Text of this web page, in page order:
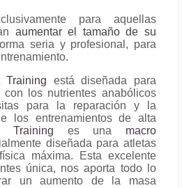
para aquellas
aumentar el tamaño de su
seria y profesional, para
Training está diseñada para
los nutrientes anabólicos
para la reparación y la
los entrenamientos de alta
es una macro
diseñada para atletas
máxima. Esta excelente
única, nos aporta todo lo
un aumento de la masa